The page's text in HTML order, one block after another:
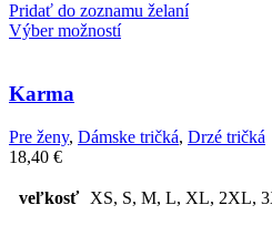
Pridať do zoznamu želaní
Výber možností
Karma
Pre ženy, Dámske tričká, Drzé tričká
18,40 €
veľkosť XS, S, M, L, XL, 2XL,